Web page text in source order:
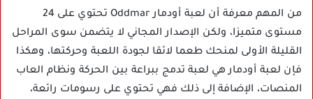
من المهم معرفة أن لعبة أودمار Oddmar تحتوي على 24
مستوى متميزا، ولكن الإصدار المجاني لا يتضمن سوى المراحل
القليلة الأولى لمنحك طعما لائقا لجودة اللعبة وحركتها، وهكذا
فإن لعبة أودمار هي لعبة تدمج ببراعة بين الحركة ونظام العاب
المنصات، الإضافة إلى ذلك فهي تحتوي على رسومات رائعة،